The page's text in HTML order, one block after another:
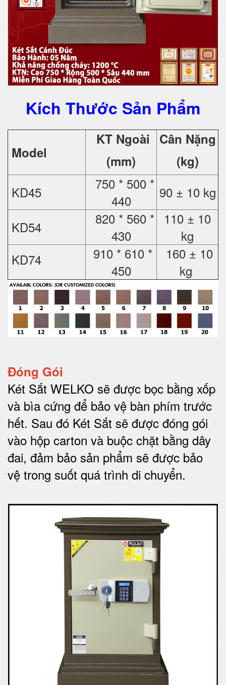
Kích Thước Sản Phẩm
Model
KT Ngoài
(mm)
Cân Nặng
(kg)
KD45
750 * 500 *
440
90 ± 10 kg
KD54
820 * 560 *
430
110 ± 10
kg
KD74
910 * 610 *
450
160 ± 10
kg
Đóng Gói
Két Sắt WELKO sẽ được bọc bằng xốp
và bìa cứng để bảo vệ bàn phím trước
hết. Sau đó Két Sắt sẽ được đóng gói
vào hộp carton và buộc chặt bằng dây
đai, đảm bảo sản phẩm sẽ được bảo
vệ trong suốt quá trình di chuyển.